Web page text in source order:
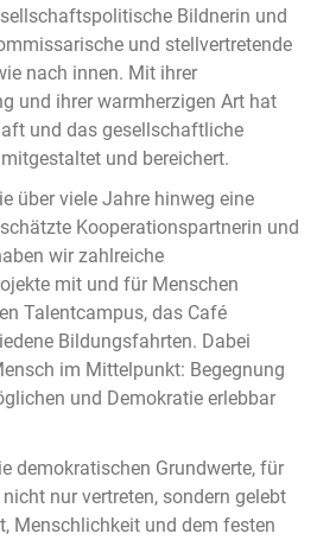
Bildnerin und
und stellvertretende
nach innen. Mit ihrer
und ihrer warmherzigen Art hat
und das gesellschaftliche
und bereichert.
über viele Jahre hinweg eine
Kooperationspartnerin und
wir zahlreiche
mit und für Menschen
Talentcampus, das Café
Bildungsfahrten. Dabei
im Mittelpunkt: Begegnung
und Demokratie erlebbar
demokratischen Grundwerte, für
nur vertreten, sondern gelebt
Menschlichkeit und dem festen